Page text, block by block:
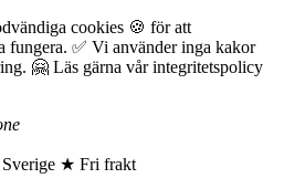
cookies 🍪 för att
fungera. ✅ Vi använder inga kakor
🤗 Läs gärna vår integritetspolicy
★ Fri frakt